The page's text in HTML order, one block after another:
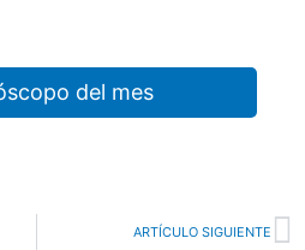
del mes
ARTÍCULO SIGUIENTE